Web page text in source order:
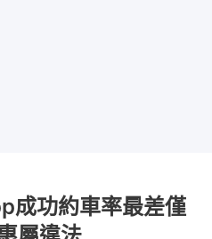
成功約車率最差僅